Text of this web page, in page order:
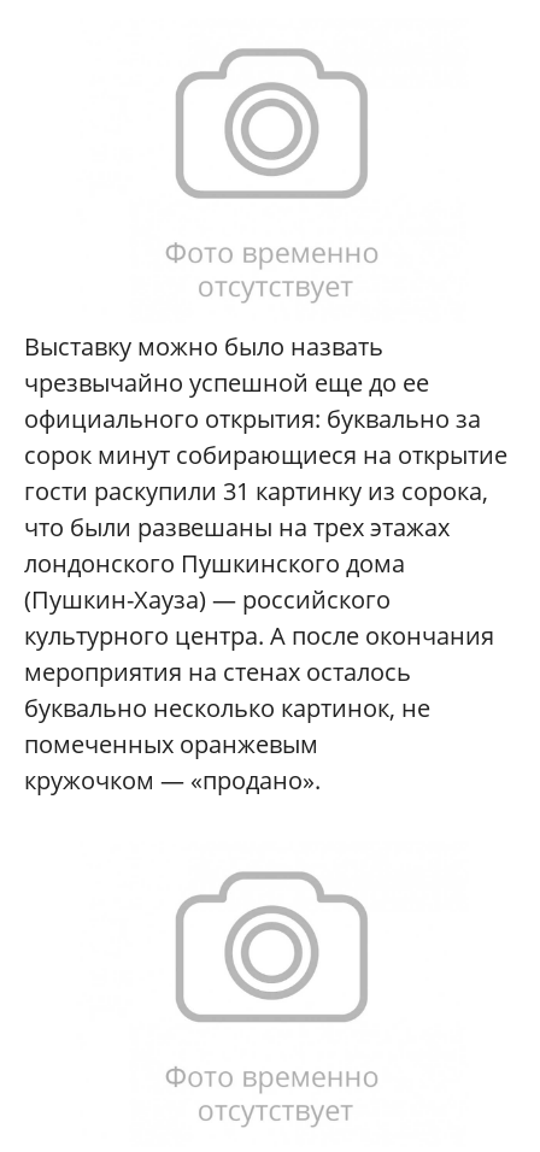
Выставку можно было назвать
чрезвычайно успешной еще до ее
официального открытия: буквально за
сорок минут собирающиеся на открытие
гости раскупили 31 картинку из сорока,
что были развешаны на трех этажах
лондонского Пушкинского дома
(Пушкин-Хауза) — российского
культурного центра. А после окончания
мероприятия на стенах осталось
буквально несколько картинок, не
помеченных оранжевым
кружочком — «продано».